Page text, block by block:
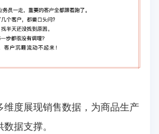
维度展现销售数据，为商品生产
据支撑。